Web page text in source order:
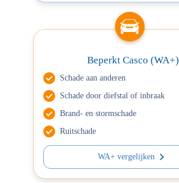
Beperkt Casco (WA+)
Schade aan anderen
Schade door diefstal of inbraak
Brand- en stormschade
Ruitschade
WA+ vergelijken